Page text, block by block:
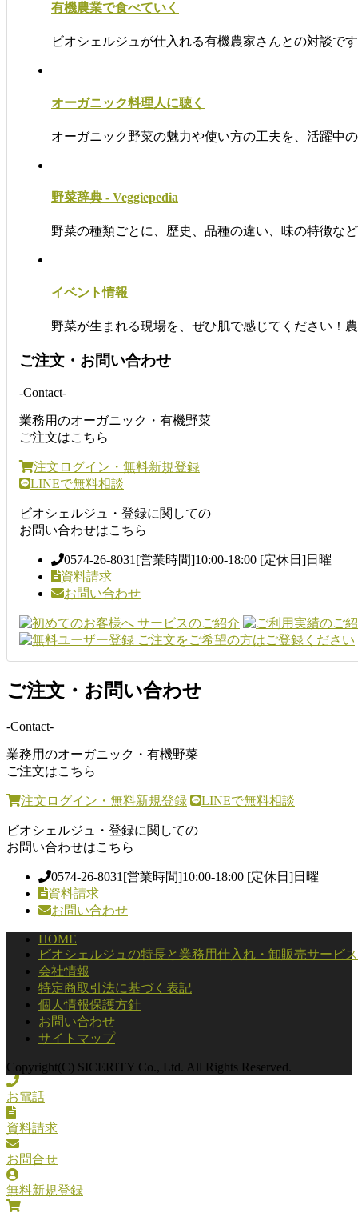
有機農業で食べていく
ビオシェルジュが仕入れる有機農家さんとの対談で
オーガニック料理人に聴く
オーガニック野菜の魅力や使い方の工夫を、活躍中
野菜辞典 - Veggiepedia
野菜の種類ごとに、歴史、品種の違い、味の特徴な
イベント情報
野菜が生まれる現場を、ぜひ肌で感じてください！
ご注文・お問い合わせ
-Contact-
業務用のオーガニック・有機野菜
ご注文はこちら
注文ログイン・無料新規登録
LINEで無料相談
ビオシェルジュ・登録に関しての
お問い合わせはこちら
0574-26-8031[営業時間]10:00-18:00 [定休日]日曜
資料請求
お問い合わせ
ご注文・お問い合わせ
-Contact-
業務用のオーガニック・有機野菜
ご注文はこちら
注文ログイン・無料新規登録 LINEで無料相談
ビオシェルジュ・登録に関しての
お問い合わせはこちら
0574-26-8031 [営業時間]10:00-18:00 [定休日]日曜
資料請求
お問い合わせ
HOME
ビオシェルジュの特長と業務用仕入れ・卸販売サービ
会社情報
特定商取引法に基づく表記
個人情報保護方針
お問い合わせ
サイトマップ
Copyright(C) SICERITY Co., Ltd. All Rights Reserved.
お電話
資料請求
お問合せ
無料新規登録